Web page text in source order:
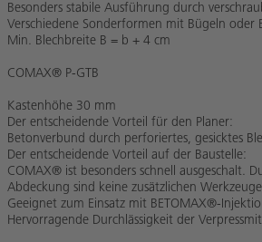
Besonders stabile Ausführung durch
Verschiedene Sonderformen mit Bügeln oder
Min. Blechbreite B = b + 4 cm
COMAX® P-GTB
Kastenhöhe 30 mm
Der entscheidende Vorteil für den Planer:
Betonverbund durch perforiertes, gesicktes
Der entscheidende Vorteil auf der Baustelle:
COMAX® ist besonders schnell ausgeschalt.
Abdeckung sind keine zusätzlichen
Geeignet zum Einsatz mit BETOMAX®-
Hervorragende Durchlässigkeit der